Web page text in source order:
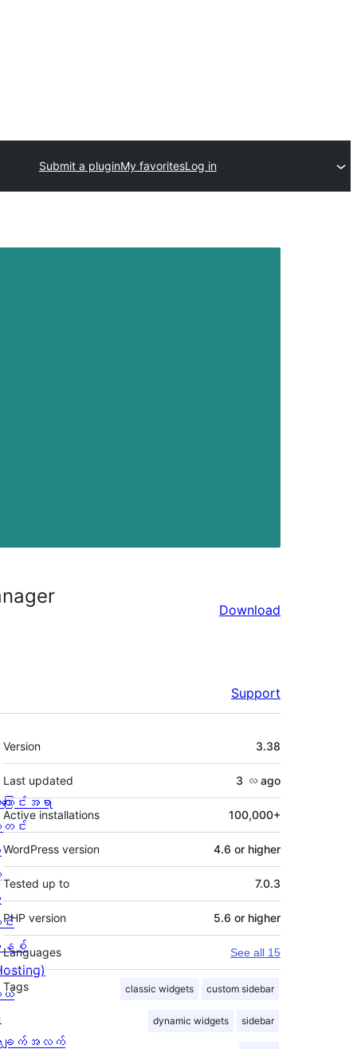
Submit a pluginMy favoritesLog in
Download
Support
Meta
Version 3.38
Last updated 3 လ ago
Active installations 100,000+
WordPress version 4.6 or higher
Tested up to 7.0.3
PHP version 5.6 or higher
Languages See all 15
Tags classic widgets custom sidebar
dynamic widgets sidebar
ြောင်းအရာ
င်း
း
နစ်
ယ်
ချက်အလက်